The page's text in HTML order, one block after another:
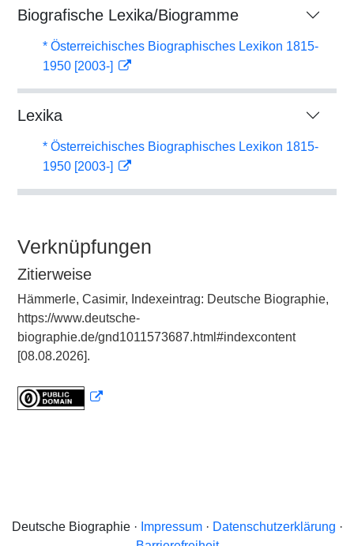
Biografische Lexika/Biogramme
* Österreichisches Biographisches Lexikon 1815-
1950 [2003-]
Lexika
* Österreichisches Biographisches Lexikon 1815-
1950 [2003-]
Verknüpfungen
Zitierweise
Hämmerle, Casimir, Indexeintrag: Deutsche Biographie,
https://www.deutsche-
biographie.de/gnd1011573687.html#indexcontent
[08.08.2026].
Deutsche Biographie · Impressum· Datenschutzerklärung ·